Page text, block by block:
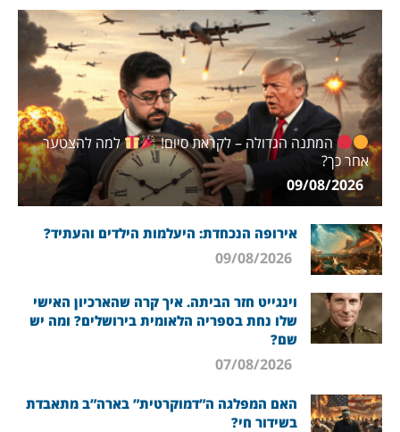
המתנה הגדולה – לקראת סיום!
למה להצטער
אחר כך?
אירופה הנכחדת: היעלמות הילדים והעתיד?
וינגייט חזר הביתה. איך קרה שהארכיון האישי
שלו נחת בספריה הלאומית בירושלים? ומה יש
שם?
האם המפלגה ה”דמוקרטית” בארה”ב מתאבדת
בשידור חי?